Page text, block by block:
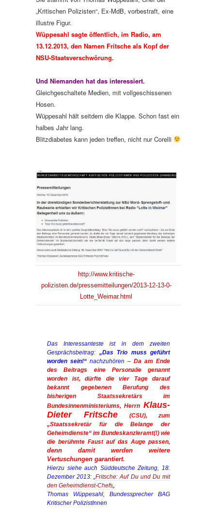
„Kritischen Polizisten“, Ex-MdB, vorbestraft, eine
illustre Figur.
Wüppesahl sagte öffentlich, im Radio, am
13.12.2013, den Namen Fritsche als Kopf der
NSU-Staatsverschwörung.
Und Niemanden hat das interessiert.
Gleichgeschaltete Medien, mit vollgeschissenen
Hosen.
Wüppesahl hält seitdem die Klappe. Schon fast ein
halbes Jahr lang.
Blitzdiabetes kann jeden treffen, nicht nur Corelli
http://www.kritische-
polizisten.de/pressemitteilungen/2013-12-13-0-
Lotte_Weimar.html
Das Interessanteste ist in dem zweiten
Gesprächsbeitrag: „Das Trio muss geführt
worden sein!“ nachzuhören – Da am Ende
des Beitrags eine Personalie genannt
worden ist, dürfte die vier Tage darauf
bekannt gegebenen Berufung des
bisherigen Staatssekretärs im
Bundesinnenministeriums, HerrnKlaus-
Dieter Fritsche (CSU), zum
„Staatssekretär für die Belange der
Geheimdienste“ im Bundeskanzleramt(!) wie
die berühmte Faust auf das Auge passen,
denn damit werden weitere
Vertuschungen garantiert.
Hierzu siehe auch Süddeutsche Zeitung, 18.
Dezember 2013: „Fritsche: Auf Du und Du mit
den Geheimdienst-Chefs„
Thomas Wüppesahl, Bundessprecher BAG
Kritischer PolizistInnen